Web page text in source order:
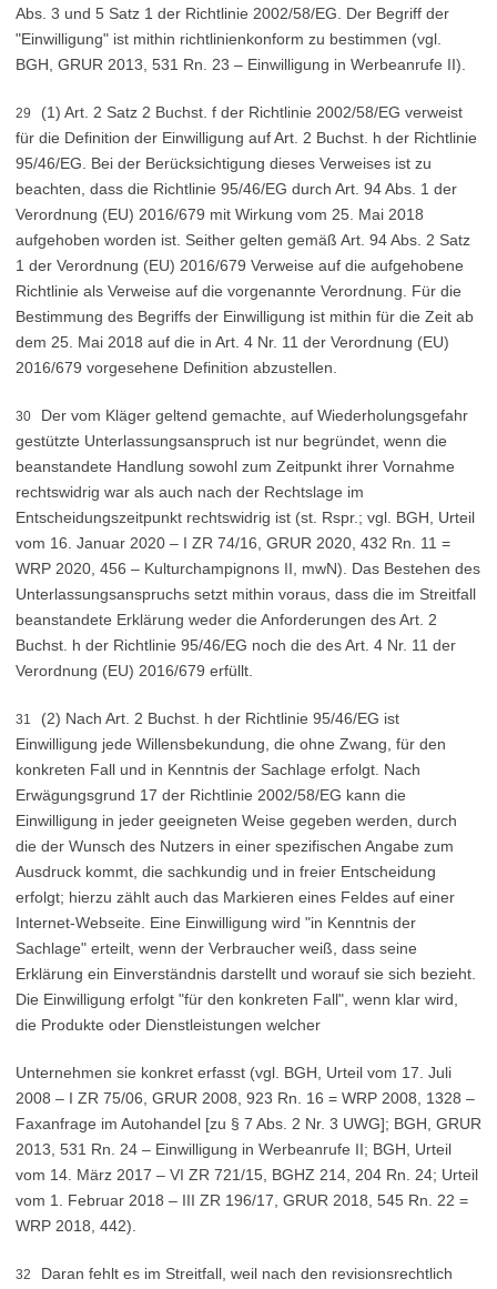
Abs. 3 und 5 Satz 1 der Richtlinie 2002/58/EG. Der Begriff der
"Einwilligung" ist mithin richtlinienkonform zu bestimmen (vgl.
BGH, GRUR 2013, 531 Rn. 23 – Einwilligung in Werbeanrufe II).
29
(1) Art. 2 Satz 2 Buchst. f der Richtlinie 2002/58/EG verweist
für die Definition der Einwilligung auf Art. 2 Buchst. h der Richtlinie
95/46/EG. Bei der Berücksichtigung dieses Verweises ist zu
beachten, dass die Richtlinie 95/46/EG durch Art. 94 Abs. 1 der
Verordnung (EU) 2016/679 mit Wirkung vom 25. Mai 2018
aufgehoben worden ist. Seither gelten gemäß Art. 94 Abs. 2 Satz
1 der Verordnung (EU) 2016/679 Verweise auf die aufgehobene
Richtlinie als Verweise auf die vorgenannte Verordnung. Für die
Bestimmung des Begriffs der Einwilligung ist mithin für die Zeit ab
dem 25. Mai 2018 auf die in Art. 4 Nr. 11 der Verordnung (EU)
2016/679 vorgesehene Definition abzustellen.
30
Der vom Kläger geltend gemachte, auf Wiederholungsgefahr
gestützte Unterlassungsanspruch ist nur begründet, wenn die
beanstandete Handlung sowohl zum Zeitpunkt ihrer Vornahme
rechtswidrig war als auch nach der Rechtslage im
Entscheidungszeitpunkt rechtswidrig ist (st. Rspr.; vgl. BGH, Urteil
vom 16. Januar 2020 – I ZR 74/16, GRUR 2020, 432 Rn. 11 =
WRP 2020, 456 – Kulturchampignons II, mwN). Das Bestehen des
Unterlassungsanspruchs setzt mithin voraus, dass die im Streitfall
beanstandete Erklärung weder die Anforderungen des Art. 2
Buchst. h der Richtlinie 95/46/EG noch die des Art. 4 Nr. 11 der
Verordnung (EU) 2016/679 erfüllt.
31
(2) Nach Art. 2 Buchst. h der Richtlinie 95/46/EG ist
Einwilligung jede Willensbekundung, die ohne Zwang, für den
konkreten Fall und in Kenntnis der Sachlage erfolgt. Nach
Erwägungsgrund 17 der Richtlinie 2002/58/EG kann die
Einwilligung in jeder geeigneten Weise gegeben werden, durch
die der Wunsch des Nutzers in einer spezifischen Angabe zum
Ausdruck kommt, die sachkundig und in freier Entscheidung
erfolgt; hierzu zählt auch das Markieren eines Feldes auf einer
Internet-Webseite. Eine Einwilligung wird "in Kenntnis der
Sachlage" erteilt, wenn der Verbraucher weiß, dass seine
Erklärung ein Einverständnis darstellt und worauf sie sich bezieht.
Die Einwilligung erfolgt "für den konkreten Fall", wenn klar wird,
die Produkte oder Dienstleistungen welcher
Unternehmen sie konkret erfasst (vgl. BGH, Urteil vom 17. Juli
2008 – I ZR 75/06, GRUR 2008, 923 Rn. 16 = WRP 2008, 1328 –
Faxanfrage im Autohandel [zu § 7 Abs. 2 Nr. 3 UWG]; BGH, GRUR
2013, 531 Rn. 24 – Einwilligung in Werbeanrufe II; BGH, Urteil
vom 14. März 2017 – VI ZR 721/15, BGHZ 214, 204 Rn. 24; Urteil
vom 1. Februar 2018 – III ZR 196/17, GRUR 2018, 545 Rn. 22 =
WRP 2018, 442).
32
Daran fehlt es im Streitfall, weil nach den revisionsrechtlich